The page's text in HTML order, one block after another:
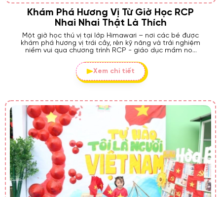
Khám Phá Hương Vị Từ Giờ Học RCP
Nhai Nhai Thật Là Thích
Một giờ học thú vị tại lớp Himawari – nơi các bé được
khám phá hương vị trái cây, rèn kỹ năng và trải nghiệm
niềm vui qua chương trình RCP - giáo dục mầm non
Xem chi tiết